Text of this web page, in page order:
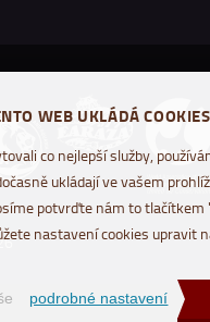
WEB UKLÁDÁ COOKIES
co nejlepší služby,
ukládají ve vašem
potvrďte nám to tlačítkem
nastavení cookies upravit
podrobné nastavení